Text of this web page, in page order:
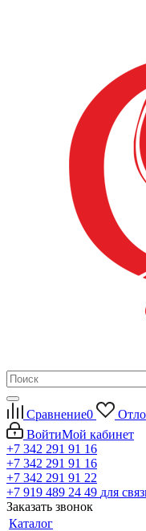
Сравнение0
ВойтиМой кабинет
+7 342 291 91 16
+7 342 291 91 16
+7 342 291 91 22
+7 919 489 24 49 для
Заказать звонок
Каталог